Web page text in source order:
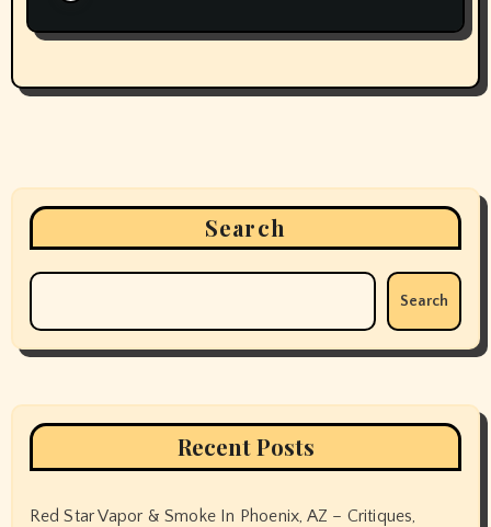
Search
Search
Recent Posts
Red Star Vapor & Smoke In Phoenix, AZ – Critiques,